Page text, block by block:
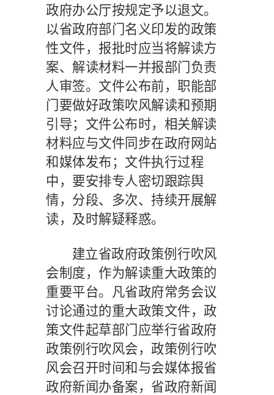
政府办公厅按规定予以退文。
以省政府部门名义印发的政策
性文件，报批时应当将解读方
案、解读材料一并报部门负责
人审签。文件公布前，职能部
门要做好政策吹风解读和预期
引导；文件公布时，相关解读
材料应与文件同步在政府网站
和媒体发布；文件执行过程
中，要安排专人密切跟踪舆
情，分段、多次、持续开展解
读，及时解疑释惑。
建立省政府政策例行吹风
会制度，作为解读重大政策的
重要平台。凡省政府常务会议
讨论通过的重大政策文件，政
策文件起草部门应举行省政府
政策例行吹风会，政策例行吹
风会召开时间和与会媒体报省
政府新闻办备案，省政府新闻